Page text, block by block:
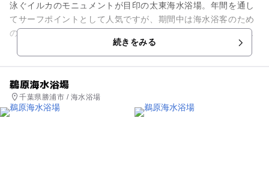
泳ぐイルカのモニュメントが目印の太東海水浴場。年間を通し
てサーフポイントとして人気ですが、期間中は海水浴客のため
の遊泳区域が確保されており安心です。付近には太東海浜植物
群落（国指定天然記念物）が...続きをみる
鵜原海水浴場
千葉県勝浦市 / 海水浴場